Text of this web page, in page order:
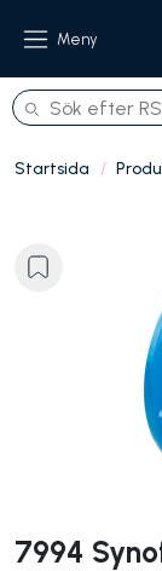
Meny
Om oss
Startsida
7994